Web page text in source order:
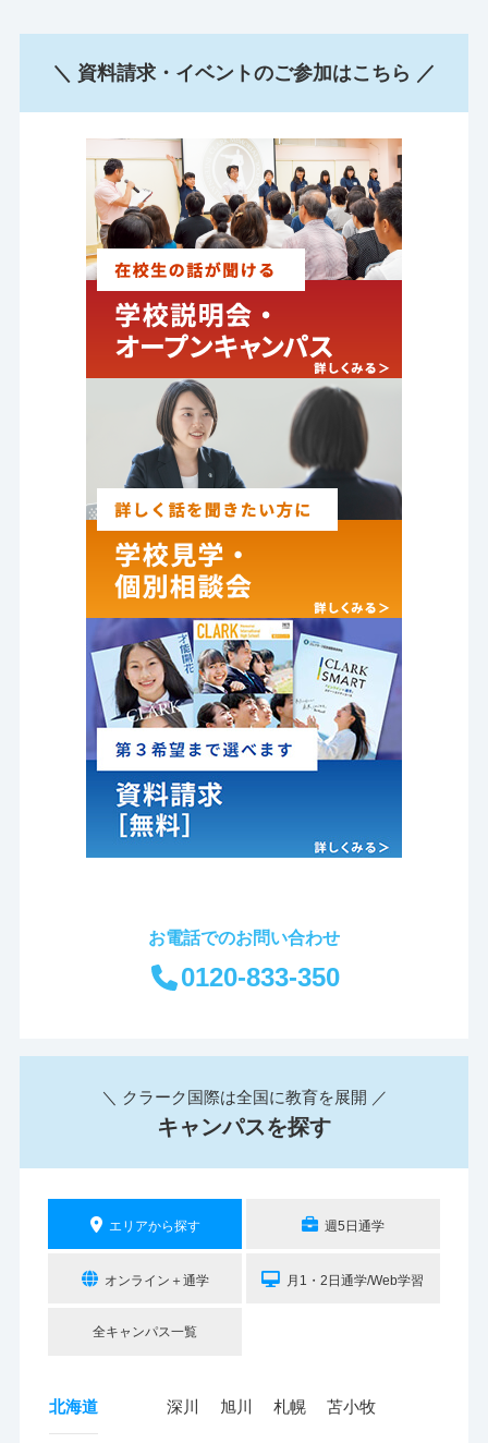
＼ 資料請求・イベントのご参加はこちら ／
お電話でのお問い合わせ
0120-833-350
＼ クラーク国際は全国に教育を展開 ／
キャンパスを探す
エリアから探す 週5日通学
オンライン＋通学 月1・2日通学/Web学習
全キャンパス一覧
北海道 深川 旭川 札幌 苫小牧